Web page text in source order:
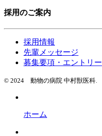
採用のご案内
採用情報
先輩メッセージ
募集要項・エントリー
© 2024 動物の病院 中村獣医科.
ホーム